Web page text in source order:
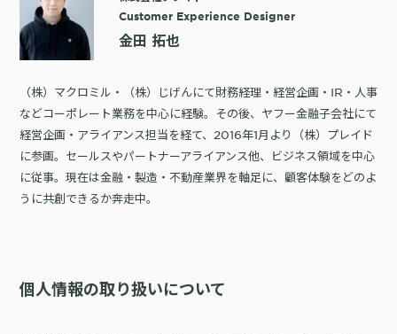
Customer Experience Designer
金田 拓也
（株）マクロミル・（株）じげんにて財務経理・経営企画・IR・人事
などコーポレート業務を中心に経験。その後、ヤフー金融子会社にて
経営企画・アライアンス担当を経て、2016年1月より（株）プレイド
に参画。セールスやパートナーアライアンス他、ビジネス領域を中心
に従事。現在は金融・製造・不動産業界を軸足に、顧客体験をどのよ
うに共創できるか奔走中。
個人情報の取り扱いについて